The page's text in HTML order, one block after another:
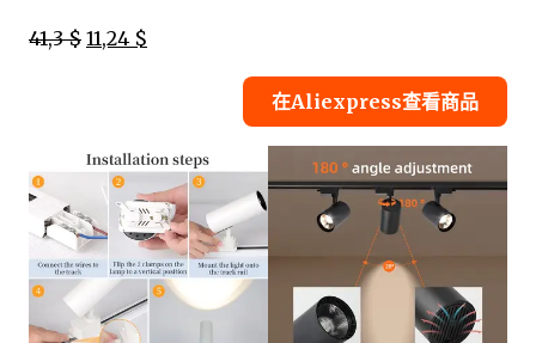
41,3 $ 11,24 $
在Aliexpress查看商品